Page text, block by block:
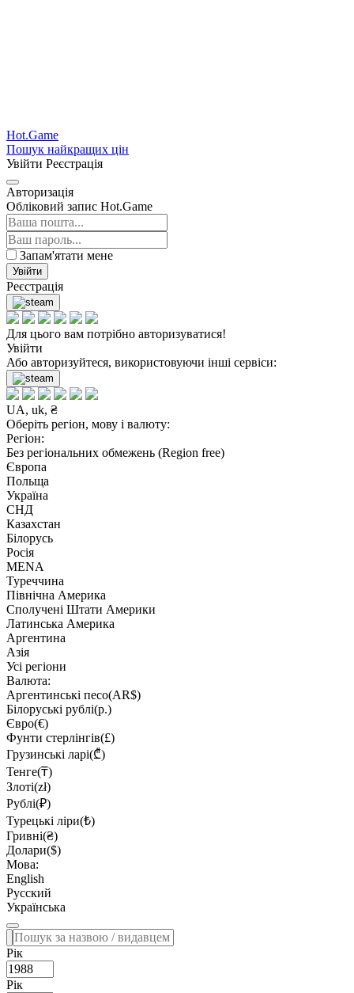
Hot.Game
Пошук найкращих цін
Увійти Реєстрація
Авторизація
Обліковий запис Hot.Game
Запам'ятати мене
Увійти
Реєстрація
Для цього вам потрібно авторизуватися!
Увійти
Або авторизуйтеся, використовуючи інші сервіси:
UA, uk, ₴
Оберіть регіон, мову і валюту:
Регіон:
Без регіональних обмежень (Region free)
Європа
Польща
Україна
СНД
Казахстан
Білорусь
Росія
MENA
Туреччина
Північна Америка
Сполучені Штати Америки
Латинська Америка
Аргентина
Азія
Усі регіони
Валюта:
Аргентинські песо(AR$)
Білоруські рублі(р.)
Євро(€)
Фунти стерлінгів(£)
Грузинські ларі(₾)
Тенге(₸)
Злоті(zł)
Рублі(₽)
Турецькі ліри(₺)
Гривні(₴)
Долари($)
Мова:
English
Русский
Українська
Рік
Рік